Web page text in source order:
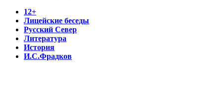
12+
Лицейские беседы
Русский Север
Литература
История
И.С.Фрадков